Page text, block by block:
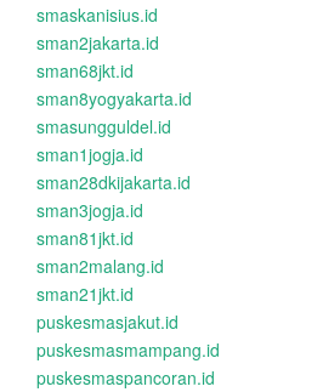
smaskanisius.id
sman2jakarta.id
sman68jkt.id
sman8yogyakarta.id
smasungguldel.id
sman1jogja.id
sman28dkijakarta.id
sman3jogja.id
sman81jkt.id
sman2malang.id
sman21jkt.id
puskesmasjakut.id
puskesmasmampang.id
puskesmaspancoran.id